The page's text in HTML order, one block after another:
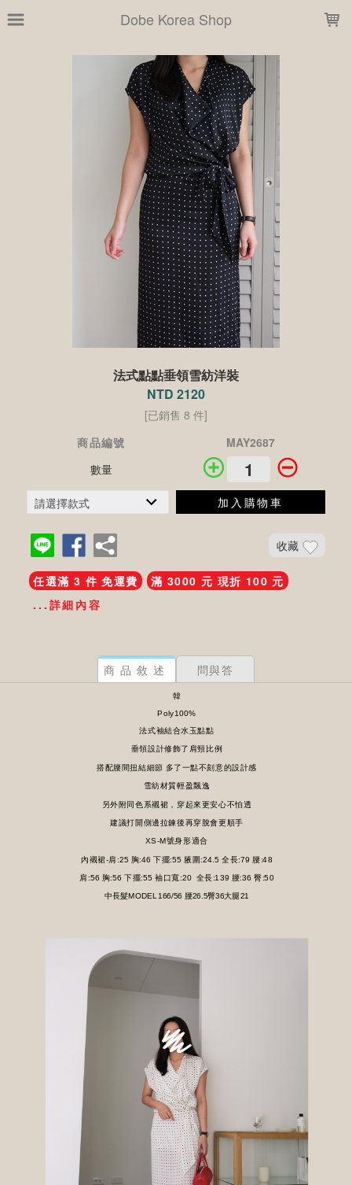
Dobe Korea Shop
法式點點垂領雪紡洋裝
NTD 2120
[已銷售 8 件]
商品編號
MAY2687
數量
加入購物車
收藏
任選滿 3 件 免運費
滿 3000 元 現折 100 元
...詳細內容
商品敘述 問與答